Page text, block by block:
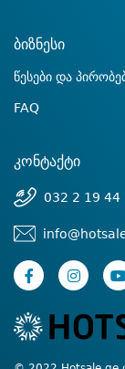
ბიზნესი
წესები და
FAQ
კონტაქტი
032 2 19 44